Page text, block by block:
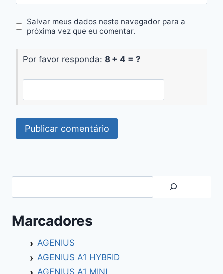
Salvar meus dados neste navegador para a
próxima vez que eu comentar.
Por favor responda: 8 + 4 = ?
Marcadores
AGENIUS
AGENIUS A1 HYBRID
AGENIUS A1 MINI